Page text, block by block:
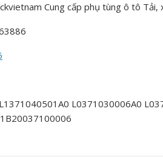
Cung cấp phụ tùng ô tô
L0371030006A0